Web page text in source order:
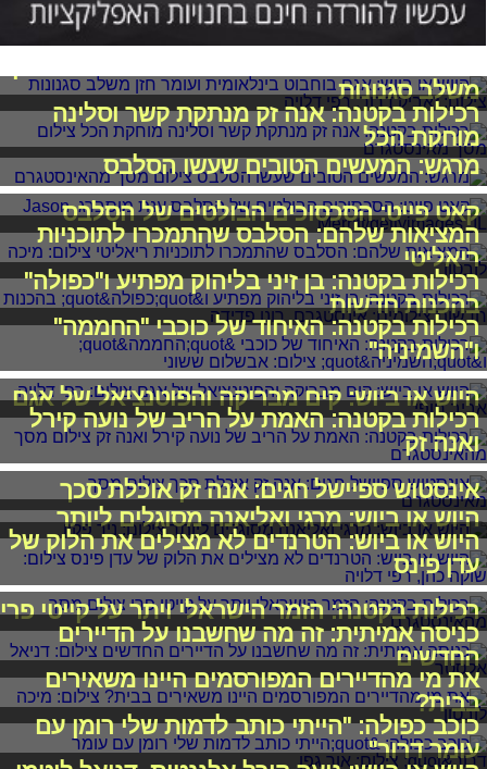
משלב סגנונות
רכילות בקטנה: אנה זק מנתקת קשר וסלינה
מוחקת הכל
מרגש: המעשים הטובים שעשו הסלבס
קאט פייט: הסכסוכים הבולטים של הסלבס
המציאות שלהם: הסלבס שהתמכרו לתוכניות
ריאליטי
רכילות בקטנה: בן זיני בליהוק מפתיע ו"כפולה"
בהכנות חדשות
רכילות בקטנה: האיחוד של כוכבי "החממה"
ו"השמיניה"
היוש או ביוש: קים מבריקה והפוטנציאל של אגם
רכילות בקטנה: האמת על הריב של נועה קירל
ואנה זק
אינסטוש ספיישל חגים: אנה זק אוכלת סכך
היוש או ביוש: מרגי ואליאנה מסוגלים ליותר
היוש או ביוש: הטרנדים לא מצילים את הלוק של
עדן פינס
רכילות בקטנה: הזמר הישראלי ויתר על קייטי פרי
כניסה אמיתית: זה מה שחשבנו על הדיירים
החדשים
את מי מהדיירים המפורסמים היינו משאירים
בבית?
כוכב כפולה: "הייתי כותב לדמות שלי רומן עם
עומר דרור"